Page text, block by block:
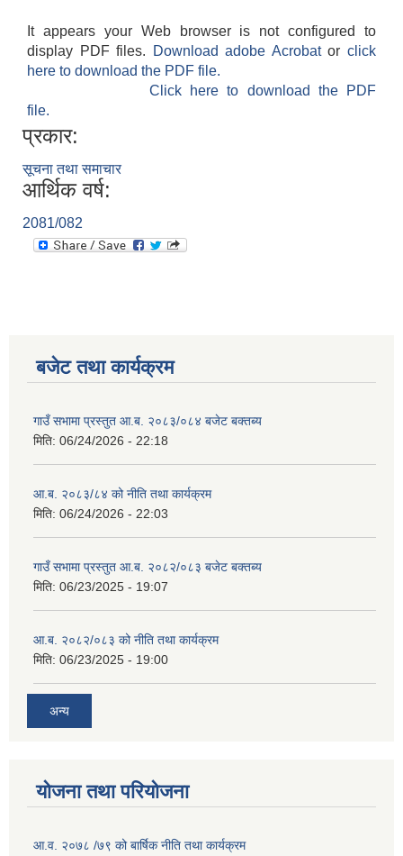
It appears your Web browser is not configured to
display PDF files.
Download adobe Acrobatorclick
here to download the PDF file.
Click here to download the PDF
file.
प्रकार:
सूचना तथा समाचार
आर्थिक वर्ष:
2081/082
बजेट तथा कार्यक्रम
गाउँ सभामा प्रस्तुत आ.ब. २०८३/०८४ बजेट बक्तब्य
मिति: 06/24/2026 - 22:18
आ.ब. २०८३/८४ को नीति तथा कार्यक्रम
मिति: 06/24/2026 - 22:03
गाउँ सभामा प्रस्तुत आ.ब. २०८२/०८३ बजेट बक्तब्य
मिति: 06/23/2025 - 19:07
आ.ब. २०८२/०८३ को नीति तथा कार्यक्रम
मिति: 06/23/2025 - 19:00
अन्य
योजना तथा परियोजना
आ.व. २०७८ /७९ को बार्षिक नीति तथा कार्यक्रम